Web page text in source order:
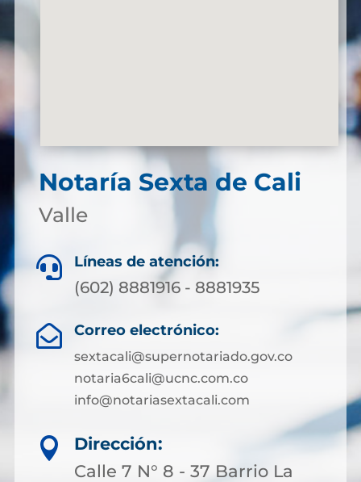
Notaría Sexta de Cali
Valle
 Líneas de atención:
(602) 8881916 - 8881935
 Correo electrónico:
sextacali@supernotariado.gov.co
notaria6cali@ucnc.com.co
info@notariasextacali.com

Dirección:
Calle 7 N° 8 - 37 Barrio La